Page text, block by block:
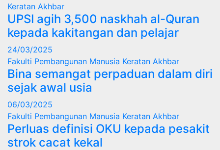
Keratan Akhbar
UPSI agih 3,500 naskhah al-Quran
kepada kakitangan dan pelajar
24/03/2025
Fakulti Pembangunan Manusia Keratan Akhbar
Bina semangat perpaduan dalam diri
sejak awal usia
06/03/2025
Fakulti Pembangunan Manusia Keratan Akhbar
Perluas definisi OKU kepada pesakit
strok cacat kekal